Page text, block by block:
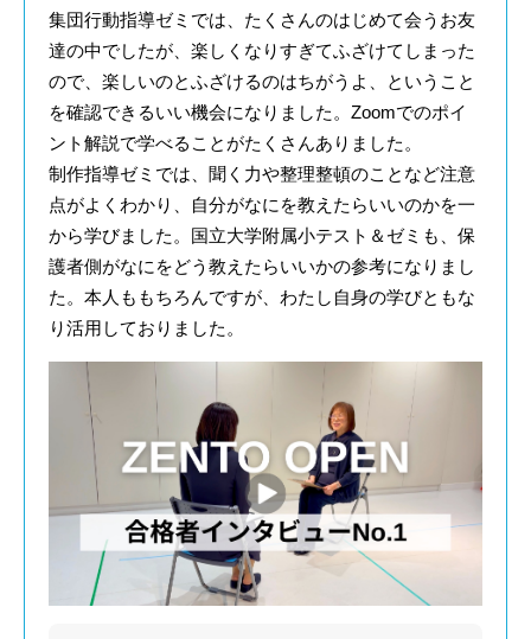
集団行動指導ゼミでは、たくさんのはじめて会うお友
達の中でしたが、楽しくなりすぎてふざけてしまった
ので、楽しいのとふざけるのはちがうよ、ということ
を確認できるいい機会になりました。Zoomでのポイ
ント解説で学べることがたくさんありました。
制作指導ゼミでは、聞く力や整理整頓のことなど注意
点がよくわかり、自分がなにを教えたらいいのかを一
から学びました。国立大学附属小テスト＆ゼミも、保
護者側がなにをどう教えたらいいかの参考になりまし
た。本人ももちろんですが、わたし自身の学びともな
り活用しておりました。